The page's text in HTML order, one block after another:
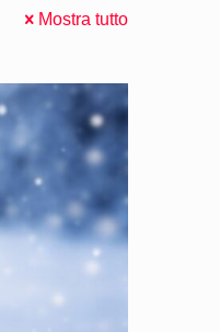
Mostra tutto